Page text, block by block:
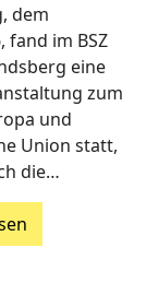
dem
fand im BSZ
eine
zum
und
Union statt,
die…